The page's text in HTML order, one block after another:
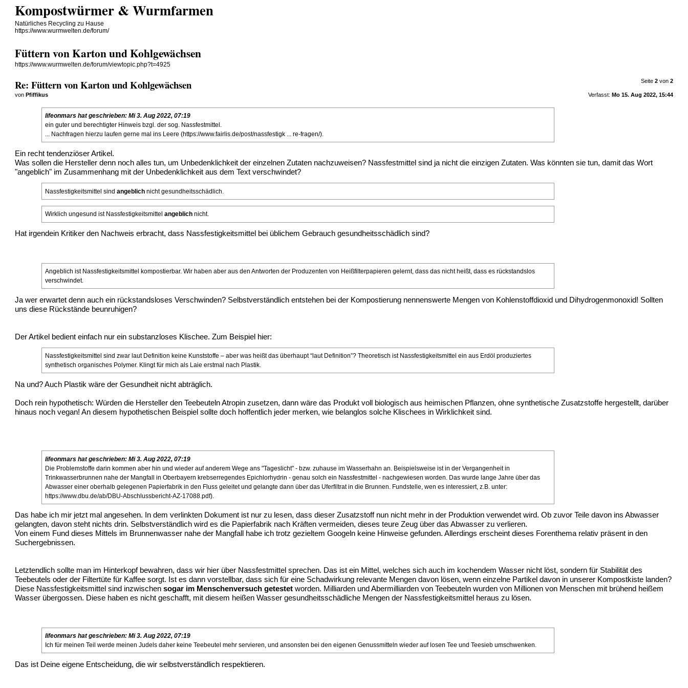
Kompostwürmer & Wurmfarmen
Natürliches Recycling zu Hause
https://www.wurmwelten.de/forum/
Füttern von Karton und Kohlgewächsen
https://www.wurmwelten.de/forum/viewtopic.php?t=4925
Seite 2von 2
Re: Füttern von Karton und Kohlgewächsen
Verfasst: Mo 15. Aug 2022, 15:44
vonPfiffikus
lifeonmarshat geschrieben: Mi 3. Aug 2022, 07:19
ein guter und berechtigter Hinweis bzgl. der sog. Nassfestmittel.
... Nachfragen hierzu laufen gerne mal ins Leere (https://www.fairlis.de/post/nassfestigk ... re-fragen/).
Ein recht tendenziöser Artikel.
Was sollen die Hersteller denn noch alles tun, um Unbedenklichkeit der einzelnen Zutaten nachzuweisen? Nassfestmittel sind ja nicht die einzigen Zutaten. Was könnten sie tun, damit das Wort
"angeblich" im Zusammenhang mit der Unbedenklichkeit aus dem Text verschwindet?
Nassfestigkeitsmittel sind angeblichnicht gesundheitsschädlich.
Wirklich ungesund ist Nassfestigkeitsmittel angeblichnicht.
Hat irgendein Kritiker den Nachweis erbracht, dass Nassfestigkeitsmittel bei üblichem Gebrauch gesundheitsschädlich sind?
Angeblich ist Nassfestigkeitsmittel kompostierbar. Wir haben aber aus den Antworten der Produzenten von Heißfilterpapieren gelernt, dass das nicht heißt, dass es rückstandslos
verschwindet.
Ja wer erwartet denn auch ein rückstandsloses Verschwinden? Selbstverständlich entstehen bei der Kompostierung nennenswerte Mengen von Kohlenstoffdioxid und Dihydrogenmonoxid! Sollten
uns diese Rückstände beunruhigen?
Der Artikel bedient einfach nur ein substanzloses Klischee. Zum Beispiel hier:
Nassfestigkeitsmittel sind zwar laut Definition keine Kunststoffe – aber was heißt das überhaupt “laut Definition”? Theoretisch ist Nassfestigkeitsmittel ein aus Erdöl produziertes
synthetisch organisches Polymer. Klingt für mich als Laie erstmal nach Plastik.
Na und? Auch Plastik wäre der Gesundheit nicht abträglich.
Doch rein hypothetisch: Würden die Hersteller den Teebeuteln Atropin zusetzen, dann wäre das Produkt voll biologisch aus heimischen Pflanzen, ohne synthetische Zusatzstoffe hergestellt, darüber
hinaus noch vegan! An diesem hypothetischen Beispiel sollte doch hoffentlich jeder merken, wie belanglos solche Klischees in Wirklichkeit sind.
lifeonmarshat geschrieben: Mi 3. Aug 2022, 07:19
Die Problemstoffe darin kommen aber hin und wieder auf anderem Wege ans "Tageslicht" - bzw. zuhause im Wasserhahn an. Beispielsweise ist in der Vergangenheit in
Trinkwasserbrunnen nahe der Mangfall in Oberbayern krebserregendes Epichlorhydrin - genau solch ein Nassfestmittel - nachgewiesen worden. Das wurde lange Jahre über das
Abwasser einer oberhalb gelegenen Papierfabrik in den Fluss geleitet und gelangte dann über das Uferfiltrat in die Brunnen. Fundstelle, wen es interessiert, z.B. unter:
https://www.dbu.de/ab/DBU-Abschlussbericht-AZ-17088.pdf).
Das habe ich mir jetzt mal angesehen. In dem verlinkten Dokument ist nur zu lesen, dass dieser Zusatzstoff nun nicht mehr in der Produktion verwendet wird. Ob zuvor Teile davon ins Abwasser
gelangten, davon steht nichts drin. Selbstverständlich wird es die Papierfabrik nach Kräften vermeiden, dieses teure Zeug über das Abwasser zu verlieren.
Von einem Fund dieses Mittels im Brunnenwasser nahe der Mangfall habe ich trotz gezieltem Googeln keine Hinweise gefunden. Allerdings erscheint dieses Forenthema relativ präsent in den
Suchergebnissen.
Letztendlich sollte man im Hinterkopf bewahren, dass wir hier über Nassfestmittel sprechen. Das ist ein Mittel, welches sich auch im kochendem Wasser nicht löst, sondern für Stabilität des
Teebeutels oder der Filtertüte für Kaffee sorgt. Ist es dann vorstellbar, dass sich für eine Schadwirkung relevante Mengen davon lösen, wenn einzelne Partikel davon in unserer Kompostkiste landen?
Diese Nassfestigkeitsmittel sind inzwischensogar im Menschenversuch getestet worden. Milliarden und Abermilliarden von Teebeuteln wurden von Millionen von Menschen mit brühend heißem
Wasser übergossen. Diese haben es nicht geschafft, mit diesem heißen Wasser gesundheitsschädliche Mengen der Nassfestigkeitsmittel heraus zu lösen.
lifeonmarshat geschrieben: Mi 3. Aug 2022, 07:19
Ich für meinen Teil werde meinen Judels daher keine Teebeutel mehr servieren, und ansonsten bei den eigenen Genussmitteln wieder auf losen Tee und Teesieb umschwenken.
Das ist Deine eigene Entscheidung, die wir selbstverständlich respektieren.